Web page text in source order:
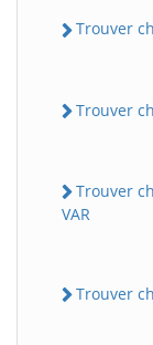
Trouver
Trouver
Trouver
VAR
Trouver